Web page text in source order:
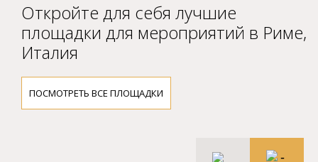
Откройте для себя лучшие
площадки для мероприятий в Риме,
Италия
ПОСМОТРЕТЬ ВСЕ ПЛОЩАДКИ